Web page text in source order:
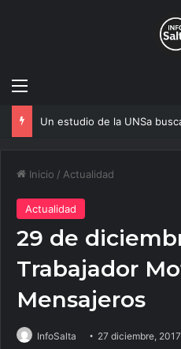
Menú
Inicio / Actualidad
Actualidad
29 de
Trabajador
Mensajeros
InfoSalta 27 diciembre, 2017